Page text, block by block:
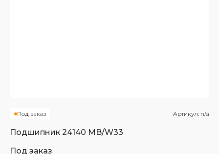
Под заказ Артикул: n/a
Подшипник 24140 MB/W33
Под заказ